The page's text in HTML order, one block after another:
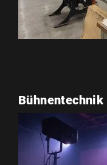
Bühnentechnik